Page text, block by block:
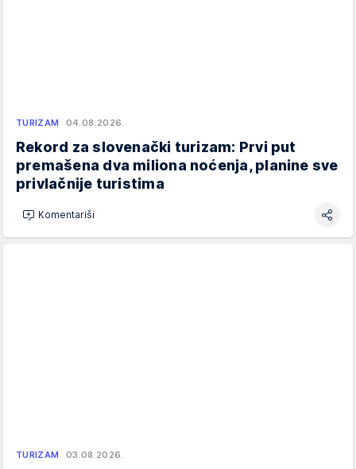
TURIZAM 04.08.2026.
Rekord za slovenački turizam: Prvi put
premašena dva miliona noćenja, planine sve
privlačnije turistima
Komentariši
TURIZAM 03.08.2026.